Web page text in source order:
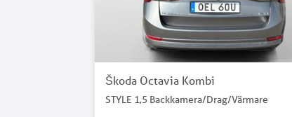
Škoda Octavia Kombi
STYLE 1,5 Backkamera/Drag/Värmare